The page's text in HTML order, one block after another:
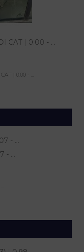
CAT | 0.00 - ...
| 0.00 - ...
- ...